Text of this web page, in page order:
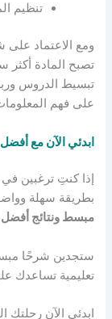
تنظيم
ومع الاعتماد على
تصبح المادة أكثر
تبسيط الدروس
على فهم
ابدئي الآن مع
إذا كنتِ ترغبين
بطريقة سهلة
مبسط ونتائج أفضل
ستجدين شرحًا
تعليمية تساعدك
ابدئي الآن